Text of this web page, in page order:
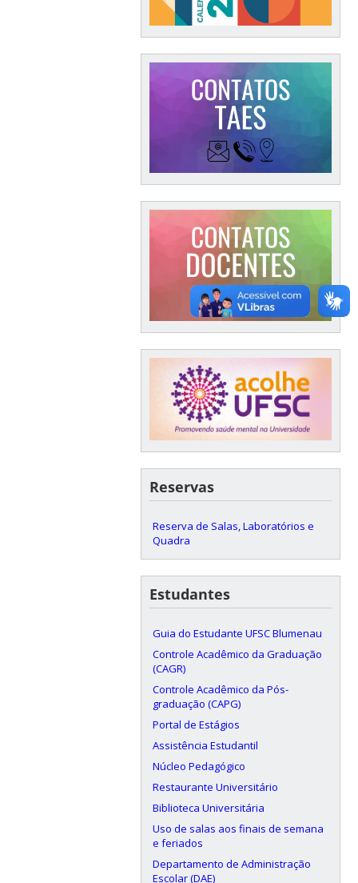
Reservas
Reserva de Salas, Laboratórios e
Quadra
Estudantes
Guia do Estudante UFSC Blumenau
Controle Acadêmico da Graduação
(CAGR)
Controle Acadêmico da Pós-
graduação (CAPG)
Portal de Estágios
Assistência Estudantil
Núcleo Pedagógico
Restaurante Universitário
Biblioteca Universitária
Uso de salas aos finais de semana
e feriados
Departamento de Administração
Escolar (DAE)